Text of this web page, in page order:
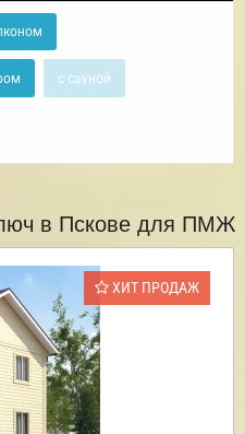
с сауной
в Пскове для ПМЖ
ХИТ ПРОДАЖ